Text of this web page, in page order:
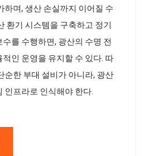
하며, 생산 손실까지 이어질 수
환기 시스템을 구축하고 정기
를 수행하면, 광산의 수명 전
인 운영을 유지할 수 있다. 따
순한 부대 설비가 아니라, 광산
인프라로 인식해야 한다.